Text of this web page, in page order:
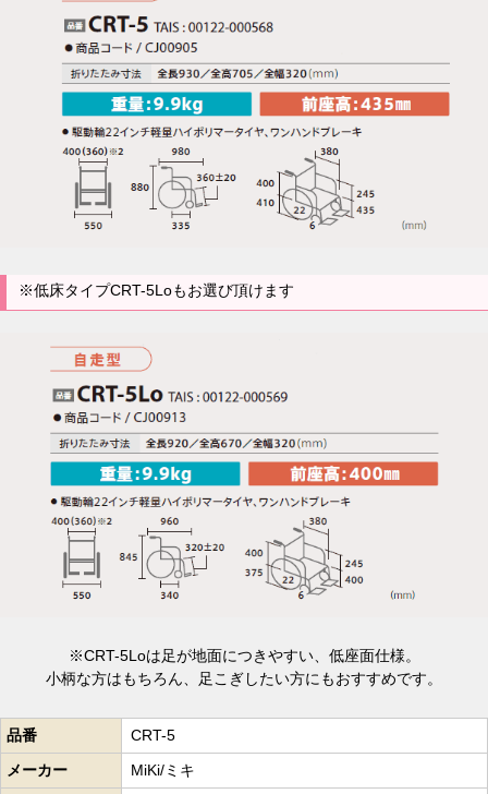
※低床タイプCRT-5Loもお選び頂けます
※CRT-5Loは足が地面につきやすい、低座面仕様。
小柄な方はもちろん、足こぎしたい方にもおすすめです。
品番
CRT-5
メーカー
MiKi/ミキ